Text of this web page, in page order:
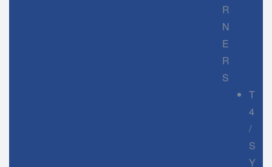
R
N
E
R
S
T
4
/
S
Y